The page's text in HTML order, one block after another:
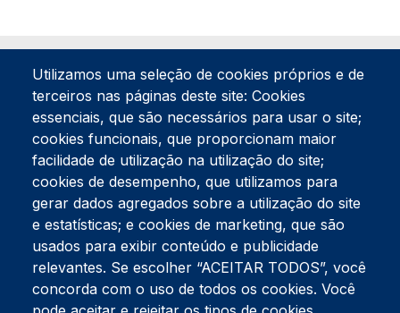
Tel:234 390 100Fax:234 390 100
Endereço Postal
Apartado 42
Rua Gil Eanes 31
3834-908 Gafanha da Nazaré
Estúdios
Rua Prior Guerra
Utilizamos uma seleção de cookies próprios e de
terceiros nas páginas deste site: Cookies
essenciais, que são necessários para usar o site;
cookies funcionais, que proporcionam maior
facilidade de utilização na utilização do site;
cookies de desempenho, que utilizamos para
gerar dados agregados sobre a utilização do site
e estatísticas; e cookies de marketing, que são
usados para exibir conteúdo e publicidade
relevantes. Se escolher “ACEITAR TODOS”, você
concorda com o uso de todos os cookies. Você